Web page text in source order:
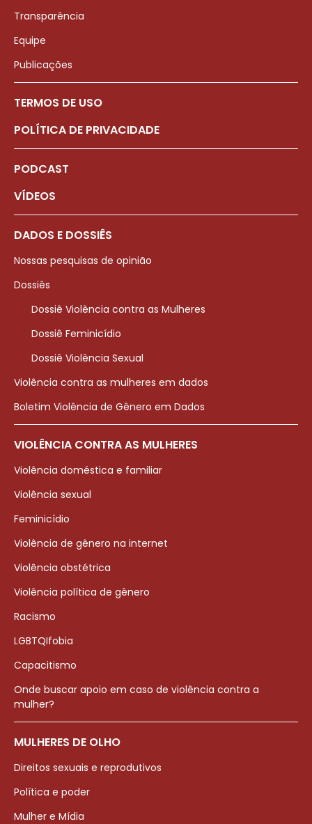
Transparência
Equipe
Publicações
TERMOS DE USO
POLÍTICA DE PRIVACIDADE
PODCAST
VÍDEOS
DADOS E DOSSIÊS
Nossas pesquisas de opinião
Dossiês
Dossiê Violência contra as Mulheres
Dossiê Feminicídio
Dossiê Violência Sexual
Violência contra as mulheres em dados
Boletim Violência de Gênero em Dados
VIOLÊNCIA CONTRA AS MULHERES
Violência doméstica e familiar
Violência sexual
Feminicídio
Violência de gênero na internet
Violência obstétrica
Violência política de gênero
Racismo
LGBTQIfobia
Capacitismo
Onde buscar apoio em caso de violência contra a
mulher?
MULHERES DE OLHO
Direitos sexuais e reprodutivos
Política e poder
Mulher e Mídia